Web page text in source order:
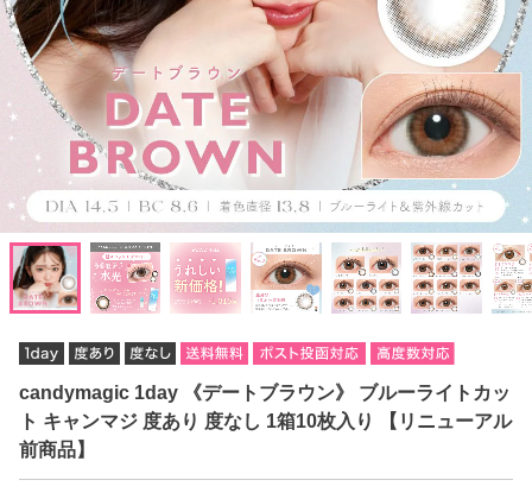
candymagic 1day 《デートブラウン》 ブルーライトカッ
ト キャンマジ 度あり 度なし 1箱10枚入り 【リニューアル
前商品】